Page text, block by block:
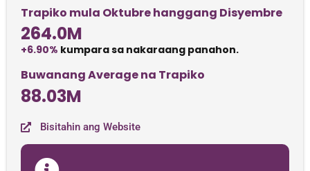
Trapiko mula Oktubre hanggang Disyembre
264.0M
+6.90% kumpara sa nakaraang panahon.
Buwanang Average na Trapiko
88.03M
Bisitahin ang Website